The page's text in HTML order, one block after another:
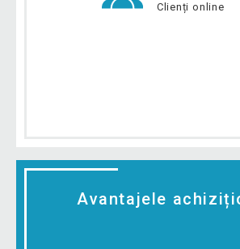
Clienți online
Avantajele